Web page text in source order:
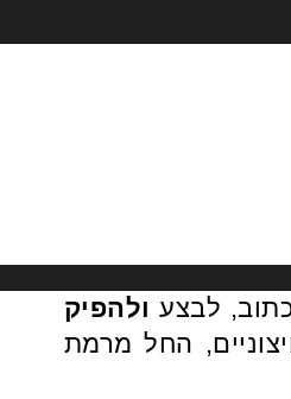
לבצע ולהפיק
החל מרמת